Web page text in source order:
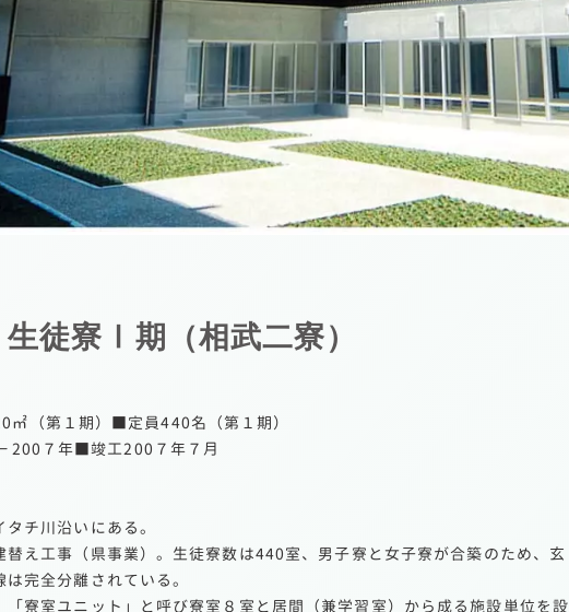
徒寮Ⅰ期（相武二寮）
（第１期）■定員440名（第１期）
200７年■竣工200７年７月
チ川沿いにある。
え工事（県事業）。生徒寮数は440室、男子寮と女子寮が合築のため、玄
完全分離されている。
寮室ユニット」と呼び寮室８室と居間（兼学習室）から成る施設単位を設